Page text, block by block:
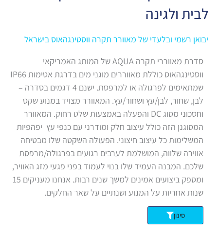
לבית ולגינה
יבואן רשמי ובלעדי של מאוורר תקרה ווסטינגהאוס בישראל
סדרת מאווררי תקרה AQUA של המותג האמריקאי
ווסטינגהאוס כוללת מאווררים מוגני מים בדרגת אטימות IP66
שמתאימים לפרגולה או למרפסת. ישנם 4 דגמים בסדרה –
לבן, שחור, לבן/עץ ושחור/עץ. המאוורר מצויד במנוע שקט
וחסכוני מסוג DC והפעלה באמצעות שלט רחוק. המאוורר
המסוגנן הזה כולל עיצוב חלק ומודרני עם כנפי עץ יפהפיות
המשלימות כל עיצוב חיצוני. הפעולה השקטה שלו מבטיחה
אווירה שלווה, המושלמת לערבים רגועים בפרגולה/מרפסת
שלכם. המבנה העמיד שלו בנוי לעמוד בפני פגעי מזג האוויר,
ומספק ביצועים אמינים למשך שנים רבות. אנחנו מעניקים 15
שנות אחריות על המנוע ושנתיים על שאר החלקים.
סינון